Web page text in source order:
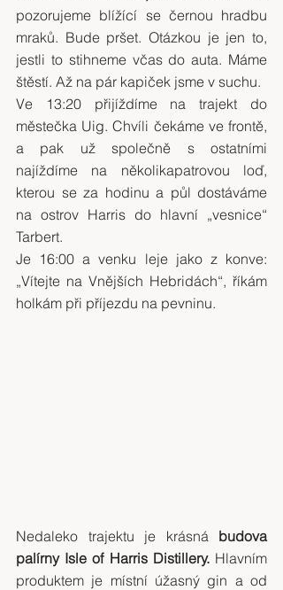
pozorujeme blížící se černou hradbu
mraků. Bude pršet. Otázkou je jen to,
jestli to stihneme včas do auta. Máme
štěstí. Až na pár kapiček jsme v suchu.
Ve 13:20 přijíždíme na trajekt do
městečka Uig. Chvíli čekáme ve frontě,
a pak už společně s ostatními
najíždíme na několikapatrovou loď,
kterou se za hodinu a půl dostáváme
na ostrov Harris do hlavní „vesnice“
Tarbert.
Je 16:00 a venku leje jako z konve:
„Vítejte na Vnějších Hebridách“, říkám
holkám při příjezdu na pevninu.
Nedaleko trajektu je krásná budova
palírny Isle of Harris Distillery. Hlavním
produktem je místní úžasný gin a od